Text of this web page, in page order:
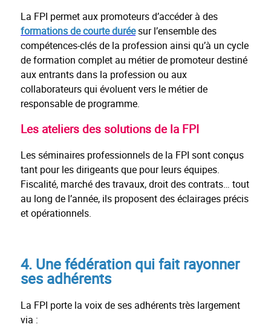
La FPI permet aux promoteurs d’accéder à des
formations de courte duréesur l’ensemble des
compétences-clés de la profession ainsi qu’à un cycle
de formation complet au métier de promoteur destiné
aux entrants dans la profession ou aux
collaborateurs qui évoluent vers le métier de
responsable de programme.
Les ateliers des solutions de la FPI
Les séminaires professionnels de la FPI sont conçus
tant pour les dirigeants que pour leurs équipes.
Fiscalité, marché des travaux, droit des contrats… tout
au long de l’année, ils proposent des éclairages précis
et opérationnels.
4. Une fédération qui fait rayonner
ses adhérents
La FPI porte la voix de ses adhérents très largement
via :